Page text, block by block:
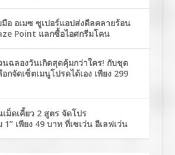
อ อเมซ ซูเปอร์แอปส่งดีลคลายร้อน
Point แลกซื้อไอศกรีมโคน
ฉลองวันเกิดสุดคุ้มกว่าใคร! กับชุด
อกจัดเซ็ตเมนูโปรดได้เอง เพียง 299
ม็ดเคี้ยว 2 สูตร จัดโปร
1” เพียง 49 บาท ที่เซเว่น อีเลฟเว่น